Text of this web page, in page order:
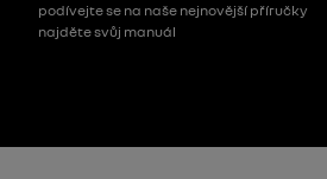
podívejte se na naše nejnovější příručky
najděte svůj manuál